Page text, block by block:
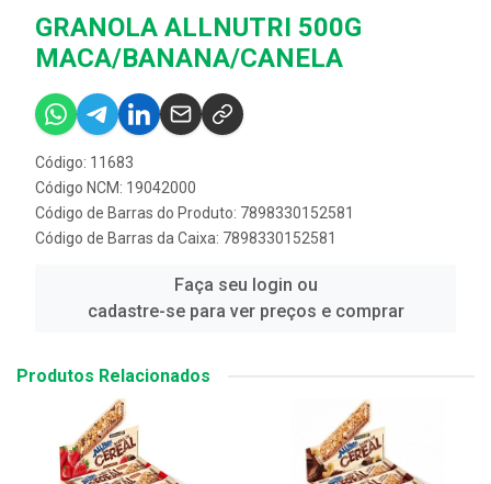
GRANOLA ALLNUTRI 500G
MACA/BANANA/CANELA
Código: 11683
Código NCM: 19042000
Código de Barras do Produto: 7898330152581
Código de Barras da Caixa: 7898330152581
Faça seu login ou
cadastre-se para ver preços e comprar
Produtos Relacionados